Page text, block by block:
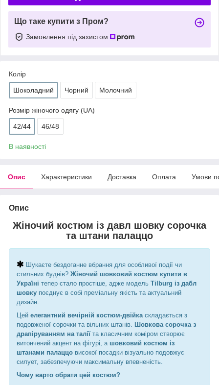
Що таке купити з Пром?
Замовлення під захистом
Колір
Шоколадний Чорний Молочний
Розмір жіночого одягу (UA)
42/44 46/48
В наявності
Опис Характеристики Доставка Оплата Умови
Опис
Жіночий костюм із давл шовку сорочка
та штани палаццо
Шукаєте бездоганне вбрання для особливої події чи
стильних буднів? Жіночий шовковий костюм купити в
Україні тепер стало простіше, адже модель Tilburg із дабл
шовку поєднує в собі преміальну якість та актуальний
дизайн.
Цей елегантний вечірній костюм-двійкаскладається з
подовженої сорочки та вільних штанів. Шовкова сорочка з
драпіруванням на талії та класичним коміром створює
витончений акцент на фігурі, а шовковий костюм із
штанами палаццо високої посадки візуально подовжує
силует, забезпечуючи максимальну впевненість.
Чому варто обрати цей костюм?